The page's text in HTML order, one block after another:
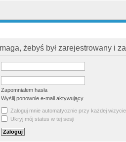
żebyś był zarejestrowany i
Zapomniałem hasła
Wyślij ponownie e-mail aktywujący
Zaloguj mnie automatycznie przy każdej wizycie
Ukryj mój status w tej sesji